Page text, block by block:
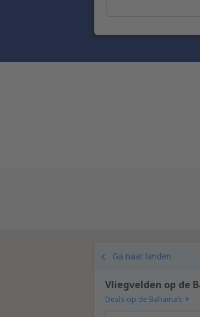
Ga naar landen
Vliegvelden op de
Deals op de Bahama’s